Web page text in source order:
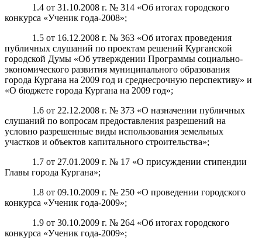
1.4 от 31.10.2008 г. № 314 «Об итогах городского
конкурса «Ученик года-2008»;
1.5 от 16.12.2008 г. № 363 «Об итогах проведения
публичных слушаний по проектам решений Курганской
городской Думы «Об утверждении Программы социально-
экономического развития муниципального образования
города Кургана на 2009 год и среднесрочную перспективу» и
«О бюджете города Кургана на 2009 год»;
1.6 от 22.12.2008 г. № 373 «О назначении публичных
слушаний по вопросам предоставления разрешений на
условно разрешенные виды использования земельных
участков и объектов капитального строительства»;
1.7 от 27.01.2009 г. № 17 «О присуждении стипендии
Главы города Кургана»;
1.8 от 09.10.2009 г. № 250 «О проведении городского
конкурса «Ученик года-2009»;
1.9 от 30.10.2009 г. № 264 «Об итогах городского
конкурса «Ученик года-2009»;